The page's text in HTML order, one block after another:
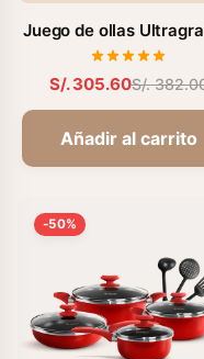
Juego de ollas
(FZ-BT721C)
S/. 305.60S/.
Añadir al carrito
-50%